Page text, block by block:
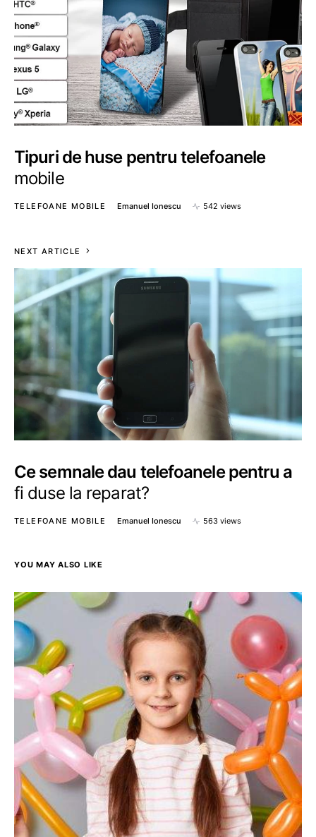
Tipuri de huse pentru telefoanele
mobile
TELEFOANE MOBILE Emanuel Ionescu 542 views
NEXT ARTICLE
Ce semnale dau telefoanele pentru a
fi duse la reparat?
TELEFOANE MOBILE Emanuel Ionescu 563 views
YOU MAY ALSO LIKE